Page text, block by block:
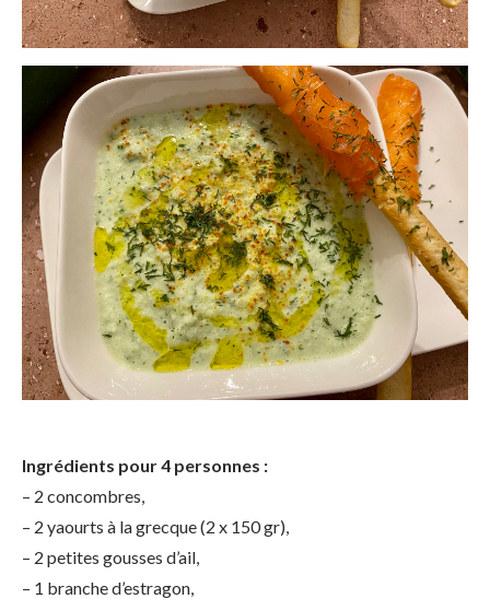
Ingrédients pour 4 personnes :
– 2 concombres,
– 2 yaourts à la grecque (2 x 150 gr),
– 2 petites gousses d’ail,
– 1 branche d’estragon,